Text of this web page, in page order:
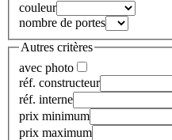
couleur
nombre de portes
Autres critères
avec photo
réf. constructeur
réf. interne
prix minimum
prix maximum